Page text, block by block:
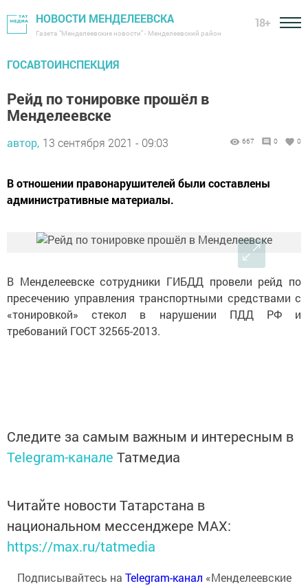
НОВОСТИ МЕНДЕЛЕЕВСКА
Газета "Менделеевские новости" - Менделеевский район
18+
ГОСАВТОИНСПЕКЦИЯ
Рейд по тонировке прошёл в
Менделеевске
автор, 13 сентября 2021 - 09:03 667 0 0
В отношении правонарушителей были составлены
административные материалы.
В Менделеевске сотрудники ГИБДД провели рейд по
пресечению управления транспортными средствами с
«тонировкой» стекол в нарушении ПДД РФ и
требований ГОСТ 32565-2013.
Следите за самым важным и интересным в
Telegram-канале Татмедиа
Читайте новости Татарстана в
национальном мессенджере MАХ:
https://max.ru/tatmedia
Подписывайтесь на Telegram-канал «Менделеевские